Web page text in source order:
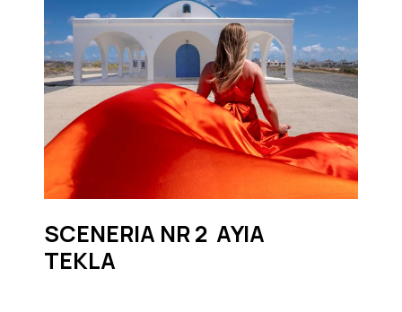
SCENERIA NR 2 AYIA
TEKLA